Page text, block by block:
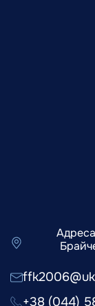
+38 (044)